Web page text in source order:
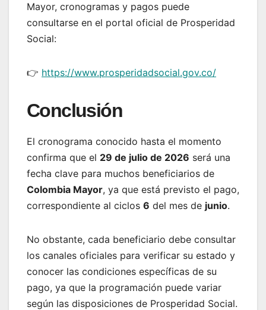
Mayor, cronogramas y pagos puede
consultarse en el portal oficial de Prosperidad
Social:
👉 https://www.prosperidadsocial.gov.co/
Conclusión
El cronograma conocido hasta el momento
confirma que el 29 de julio de 2026 será una
fecha clave para muchos beneficiarios de
Colombia Mayor, ya que está previsto el pago,
correspondiente al ciclos 6 del mes de junio.
No obstante, cada beneficiario debe consultar
los canales oficiales para verificar su estado y
conocer las condiciones específicas de su
pago, ya que la programación puede variar
según las disposiciones de Prosperidad Social.